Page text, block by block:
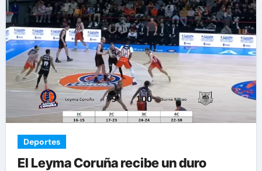
Deportes
El Leyma Coruña recibe un duro